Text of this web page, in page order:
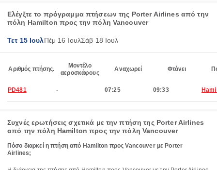
Ελέγξτε το πρόγραμμα πτήσεων της Porter Airlines από την
πόλη Hamilton προς την πόλη Vancouver
Τετ 15 ΙουλΠέμ 16 ΙουλΣάβ 18 Ιουλ
Αριθμός πτήσης.
Μοντέλο
αεροσκάφους
Αναχωρεί Φτάνει
PD481 - 07:25 09:33
Συχνές ερωτήσεις σχετικά με την πτήση της Porter Airlines
από την πόλη Hamilton προς την πόλη Vancouver
Πόσο διαρκεί η πτήση από Hamilton προς Vancouver με Porter
Airlines;